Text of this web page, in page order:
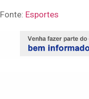
Fonte: Esportes